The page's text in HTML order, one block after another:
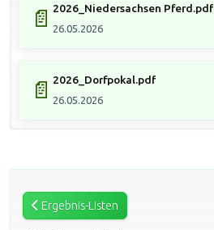
📄 2026_Niedersachsen Pferd.pdf
26.05.2026
📄 2026_Dorfpokal.pdf
26.05.2026
Ergebnis-Listen